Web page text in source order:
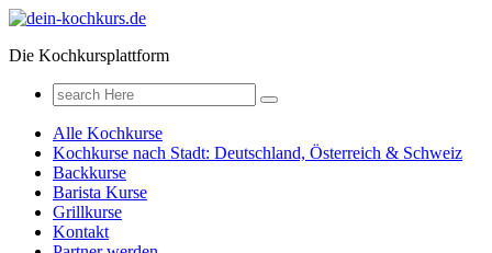
Zum
springen
Die Kochkursplattform
Search
for:
Alle Kochkurse
Kochkurse nach Stadt: Deutschland, Österreich & Schweiz
Backkurse
Barista Kurse
Grillkurse
Kontakt